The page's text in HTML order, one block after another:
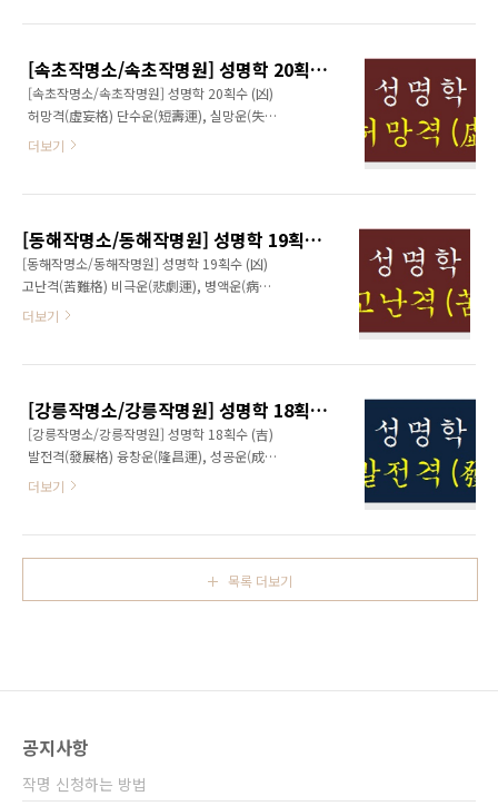
한다. 그러나 대길(大吉) 數에 해당되는 數는 중
있음을 명심해야겠다. 또한 색(色)을 지나치게
밝히다 보면 ..
로도 매우 중요한 위치에 오르게 된다. 의지가 견
고하고 두뇌가 명석하며 남아(男兒)의 기질이 남
보다 뛰어난 운수를 타고 났으므로 만인의 두령
(頭領)으로 출세하여 일찍 입신양명(立身揚名)
며 탁월한 지모(智謀)와 덕망을 갖춘 數라 필시
www.ename.kr
[속초작명소/속초작명원] 성명학 20획수 (凶) 허망격(虛妄格)
[속초작명소/속초작명원] 성명학 20획수 (凶)
허망격(虛妄格) 단수운(短壽運), 실망운(失望
運) 성명학 20획수는 부모와의 인연이 짧아 이
게 세월만 보내게 되는 매우 흉(凶)한 數라 하겠
다. 어두운 밤길을 걷다 불빛마저 수풀에 가려 사
면초가(四面楚歌)에 빠지는 격으로 다소 재능은
있으나 발휘할 기회가 전혀 찾아오지 않으니 항
가장 흉한 數로써 성명학 상으로 절대 써서는 안
www.ename.kr
더보기
[동해작명소/동해작명원] 성명학 19획수 (凶) 고난격(苦難格)
[동해작명소/동해작명원] 성명학 19획수 (凶)
고난격(苦難格) 비극운(悲劇運), 병액운(病厄
運) 성명학 19획수는 명석한 두뇌와 남다른 실
덕(德)이 없으니 초년의 고생은 이루 말할 것이
없겠고, 성년이 되었어도 가정을 이루지만 배우
자와의 생이별 내지는 자식과의 불화합이 가정
파탄까지 몰아 가게 된다. 조난, 병고, 불구, 단명
는 의지를 무참히도 꺾어 놓게 되어 평생을 고난
우고 긍정적인 사고로 수양(修養)에 힘쓴다면 흉
(凶)을 길(吉..
더보기
[강릉작명소/강릉작명원] 성명학 18획수 (吉) 발전격(發展格)
[강릉작명소/강릉작명원] 성명학 18획수 (吉)
발전격(發展格) 융창운(隆昌運), 성공운(成功
運) 성명학 18획수는 철석 같은 강한 의지와 타
우 우수한 편에 속한다. 적잖은 역경에 시달리기
도 한다. 그러나 자칫 가정에 소홀히 하는 경향이
더보기
목록 더보기
공지사항
작명 신청하는 방법